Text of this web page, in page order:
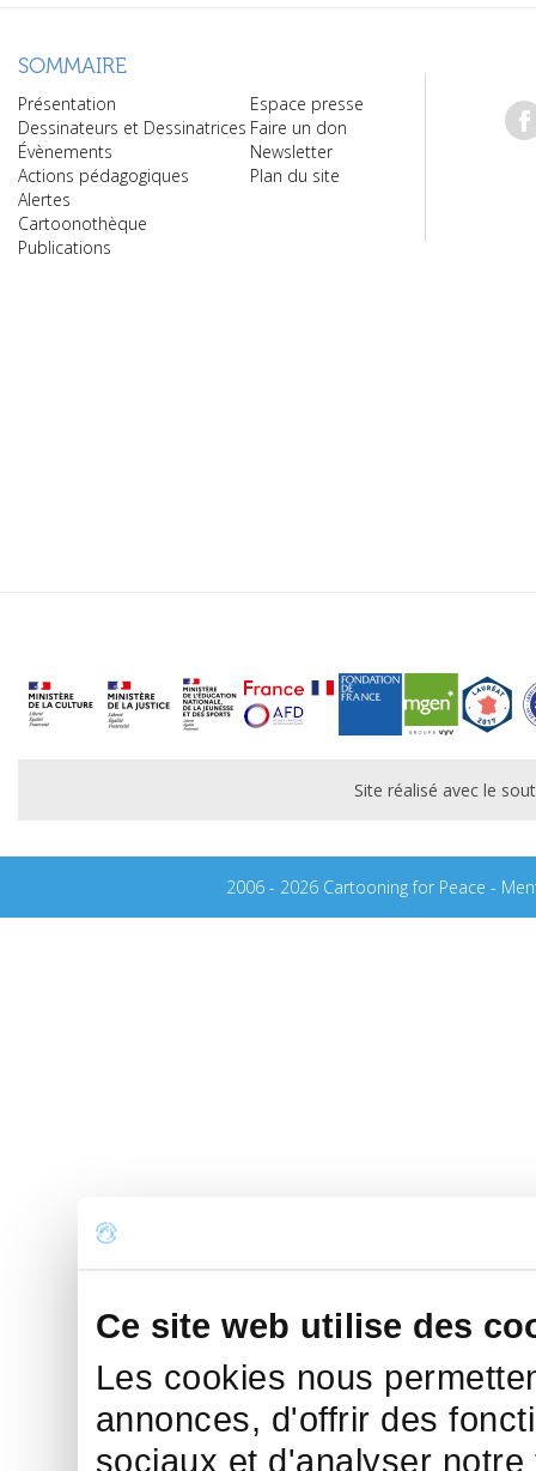
Ce site web utilise des
Les cookies nous
annonces, d'offrir des
sociaux et d'analyser
SOMMAIRE
Présentation
Dessinateurs et Dessinatrices
Évènements
Actions pédagogiques
Alertes
Cartoonothèque
Publications
Espace presse
Faire un don
Newsletter
Plan du site
Site réalisé avec le
2006 - 2026 Cartooning for Peace -